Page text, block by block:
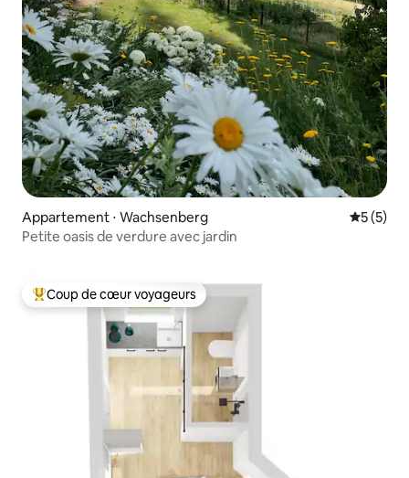
Appartement ⋅ Wachsenberg
5 (5)
Petite oasis de verdure avec jardin
Coups de cœur voyageurs les plus appréciés
Coup de cœur voyageurs